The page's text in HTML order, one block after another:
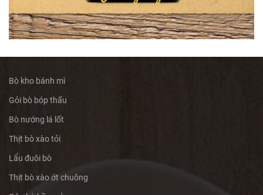
Bò kho bánh mì
Gỏi bò bóp thấu
Bò nướng lá lốt
Thịt bò xào tỏi
Lẩu đuôi bò
Thịt bò xào ớt chuông